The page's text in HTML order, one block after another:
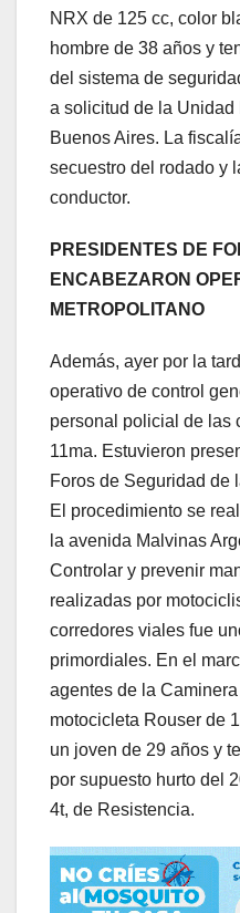
NRX de 125 cc, color
hombre de 38 años y
del sistema de
a solicitud de la
Buenos Aires. La
secuestro del rodado y
conductor.
PRESIDENTES DE
ENCABEZARON
METROPOLITANO
Además, ayer por la
operativo de control
personal policial de las
11ma. Estuvieron
Foros de Seguridad de
El procedimiento se
la avenida Malvinas
Controlar y prevenir
realizadas por
corredores viales fue
primordiales. En el
agentes de la
motocicleta Rouser de
un joven de 29 años y
por supuesto hurto del
4t, de Resistencia.